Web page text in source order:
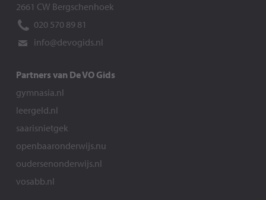
2661 CW Bergschenhoek
020 570 89 81
info@devogids.nl
Partners van De VO Gids
gymnasia.nl
leergeld.nl
saarisnietgek
openbaaronderwijs.nu
oudersenonderwijs.nl
vosabb.nl